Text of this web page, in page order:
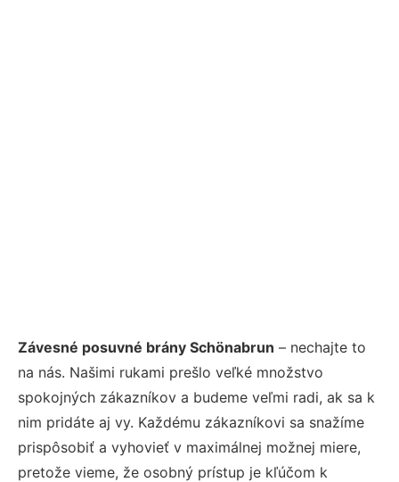
Závesné posuvné brány Schönabrun – nechajte to
na nás. Našimi rukami prešlo veľké množstvo
spokojných zákazníkov a budeme veľmi radi, ak sa k
nim pridáte aj vy. Každému zákazníkovi sa snažíme
prispôsobiť a vyhovieť v maximálnej možnej miere,
pretože vieme, že osobný prístup je kľúčom k